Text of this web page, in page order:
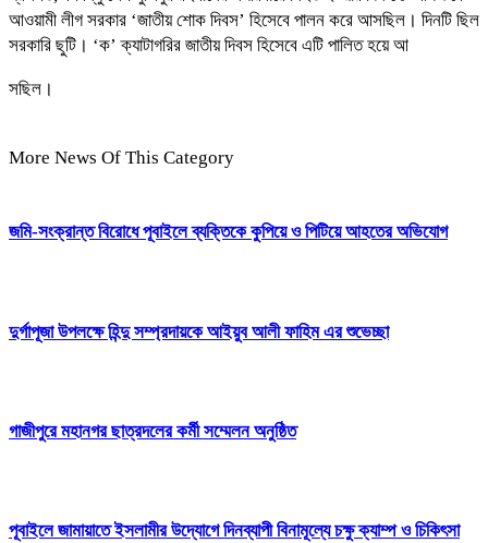
আওয়ামী লীগ সরকার ‘জাতীয় শোক দিবস’ হিসেবে পালন করে আসছিল। দিনটি ছিল
সরকারি ছুটি। ‘ক’ ক্যাটাগরির জাতীয় দিবস হিসেবে এটি পালিত হয়ে আ
সছিল।
More News Of This Category
জমি-সংক্রান্ত বিরোধে পূবাইলে ব্যক্তিকে কুপিয়ে ও পিটিয়ে আহতের অভিযোগ
দুর্গাপূজা উপলক্ষে হিন্দু সম্প্রদায়কে আইয়ুব আলী ফাহিম এর শুভেচ্ছা
গাজীপুরে মহানগর ছাত্রদলের কর্মী সম্মেলন অনুষ্ঠিত
পূবাইলে জামায়াতে ইসলামীর উদ্যোগে দিনব্যাপী বিনামূল্যে চক্ষু ক্যাম্প ও চিকিৎসা